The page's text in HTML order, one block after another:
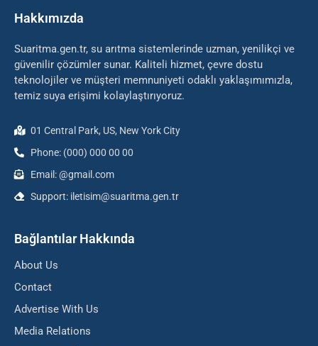
Hakkımızda
Suaritma.gen.tr, su arıtma sistemlerinde uzman, yenilikçi ve
güvenilir çözümler sunar. Kaliteli hizmet, çevre dostu
teknolojiler ve müşteri memnuniyeti odaklı yaklaşımımızla,
temiz suya erişimi kolaylaştırıyoruz.
01 Central Park, US, New York City
Phone: (000) 000 00 00
Email: @gmail.com
Support: iletisim@suaritma.gen.tr
Bağlantılar Hakkında
About Us
Contact
Advertise With Us
Media Relations